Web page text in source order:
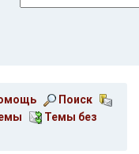
Поиск
Темы без